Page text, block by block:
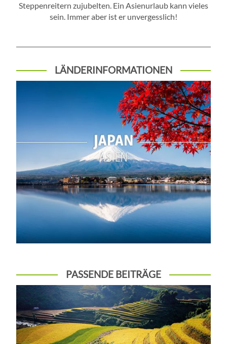
Steppenreitern zujubelten. Ein Asienurlaub kann vieles
sein. Immer aber ist er unvergesslich!
LÄNDERINFORMATIONEN
PASSENDE BEITRÄGE